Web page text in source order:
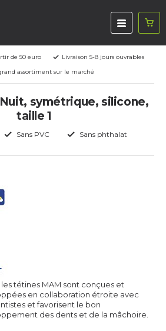
de 50 euro
Livraison 5-8 jours ouvrables
assortiment sur le marché
symétrique, silicone,
taille 1
Sans PVC Sans phthalat
les tétines MAM sont conçues et
en collaboration étroite avec
et favorisent le bon
des dents et de la mâchoire.